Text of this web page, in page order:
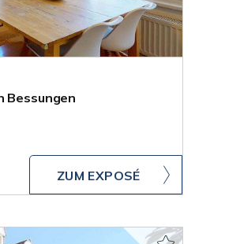
Bessungen
ZUM EXPOSÉ